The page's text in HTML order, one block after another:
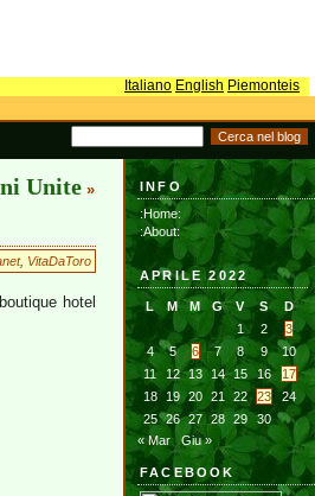
Italiano English Piemonteis
Unite »
, VitaDaToro
hotel
INFO
:Home:
:About:
APRILE 2022
L M M G V S
D
1
2
3
4
5 6 7 8 9
10
11
12 13 14 15 16
17
18
19 20 21 22 23
24
25 26 27 28 29
30
« Mar
Giu »
FACEBOOK